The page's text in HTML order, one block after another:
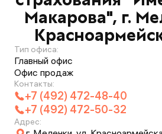
Макарова", г.
Тип офиса:
Главный офис
Офис продаж
Контакты:
+7 (492) 472-48-40
+7 (492) 472-50-32
Адрес: